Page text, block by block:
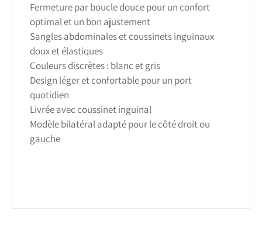
Fermeture par boucle douce pour un confort
optimal et un bon ajustement
Sangles abdominales et coussinets inguinaux
doux et élastiques
Couleurs discrètes : blanc et gris
Design léger et confortable pour un port
quotidien
Livrée avec coussinet inguinal
Modèle bilatéral adapté pour le côté droit ou
gauche